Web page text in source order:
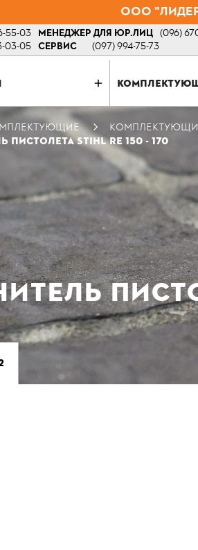
ООО
55-03
03-05
МЕНЕДЖЕР ДЛЯ ЮР.ЛИЦ (096)
СЕРВИС
(097) 994-75-73
ПИСТОЛЕТА STIHL RE 150 - 170